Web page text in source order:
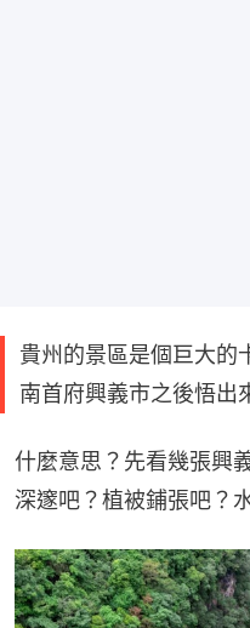
貴州的景區是個巨大的
南首府興義市之後悟出
什麼意思？先看幾張興
深邃吧？植被鋪張吧？